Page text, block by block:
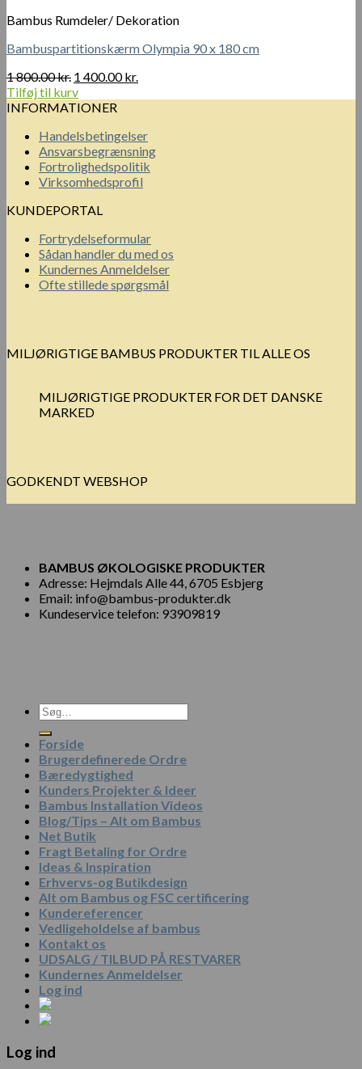
600.00 kr.. 100.00 kr..
Bambus Rumdeler/ Dekoration
Bambuspartitionskærm Olympia 90 x 180 cm
1 800.00kr. Den
oprindelige
pris
1
800.00 kr..
1 400.00kr.
1
400.00 kr..
Tilføj til kurv
INFORMATIONER
Handelsbetingelser
Ansvarsbegrænsning
Fortrolighedspolitik
Virksomhedsprofil
KUNDEPORTAL
Fortrydelseformular
Sådan handler du med os
Kundernes Anmeldelser
Ofte stillede spørgsmål
MILJØRIGTIGE BAMBUS PRODUKTER TIL ALLE OS
MILJØRIGTIGE PRODUKTER FOR DET DANSKE
MARKED
GODKENDT WEBSHOP
BAMBUS ØKOLOGISKE PRODUKTER
Adresse: Hejmdals Alle 44, 6705 Esbjerg
Email: info@bambus-produkter.dk
Kundeservice telefon: 93909819
Søg
efter:
Forside
Brugerdefinerede Ordre
Bæredygtighed
Kunders Projekter & Ideer
Bambus Installation Videos
Blog/Tips – Alt om Bambus
Net Butik
Fragt Betaling for Ordre
Ideas & Inspiration
Erhvervs-og Butikdesign
Alt om Bambus og FSC certificering
Kundereferencer
Vedligeholdelse af bambus
Kontakt os
UDSALG / TILBUD PÅ RESTVARER
Kundernes Anmeldelser
Log ind
Log ind